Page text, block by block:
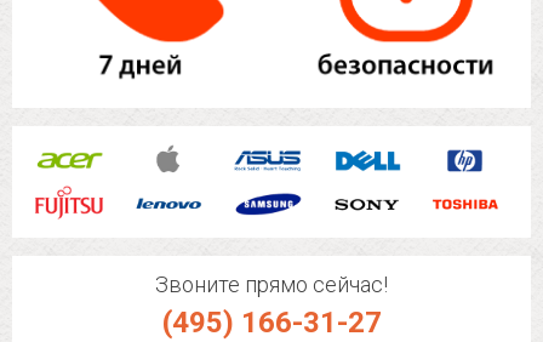
Звоните прямо сейчас!
(495) 166-31-27